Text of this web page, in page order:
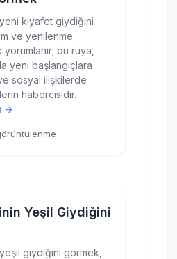
kıyafet giydiğini
ve yenilenme
bu rüya,
yeni başlangıçlara
sosyal ilişkilerde
habercisidir.
→
Yeşil Giydiğini
giydiğini görmek,